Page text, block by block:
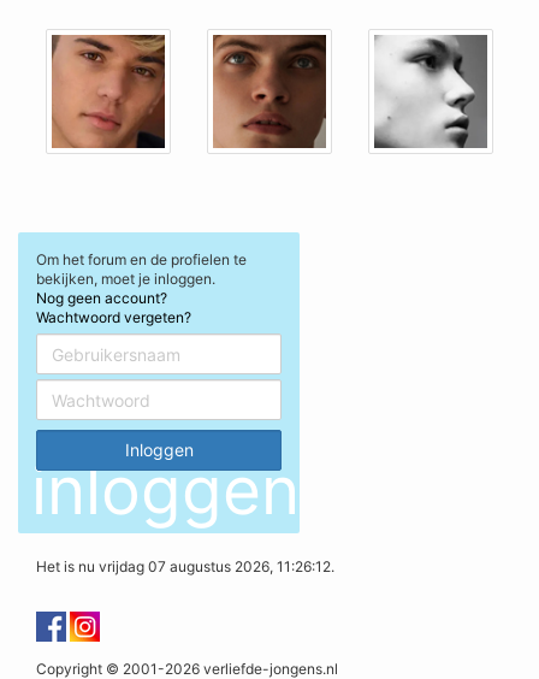
inloggen
Om het forum en de profielen te
bekijken, moet je inloggen.
Nog geen account?
Wachtwoord vergeten?
Het is nu vrijdag 07 augustus 2026, 11:26:12.
Copyright © 2001-2026 verliefde-jongens.nl